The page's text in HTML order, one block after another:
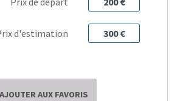
d'estimation 300 €
AJOUTER AUX FAVORIS